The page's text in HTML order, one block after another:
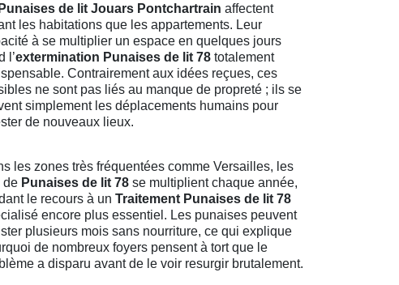
Punaises de lit Jouars Pontchartrain affectent
les habitations que les appartements. Leur
à se multiplier un espace en quelques jours
l’extermination Punaises de lit 78 totalement
Contrairement aux idées reçues, ces
ne sont pas liés au manque de propreté ; ils se
simplement les déplacements humains pour
de nouveaux lieux.
les zones très fréquentées comme Versailles, les
de Punaises de lit 78 se multiplient chaque année,
le recours à un Traitement Punaises de lit 78
encore plus essentiel. Les punaises peuvent
plusieurs mois sans nourriture, ce qui explique
de nombreux foyers pensent à tort que le
a disparu avant de le voir resurgir brutalement.